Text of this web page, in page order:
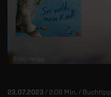
REPORTAGE
RADIO
MITMACHEN
© cbj-Verlag
23.07.2023 / 2:06 Min. / Buchtipp